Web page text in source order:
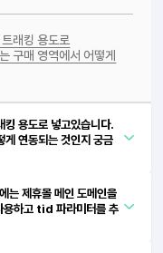
래킹 용도로
구매 영역에서 어떻게
용도로 넣고있습니다.
게 연동되는 것인지 궁금
는 제휴몰 메인 도메인을
용하고 tid 파라미터를 추